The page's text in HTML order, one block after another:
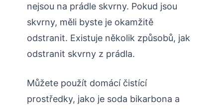
nejsou na prádle skvrny. Pokud jsou
skvrny, měli byste je okamžitě
odstranit. Existuje několik způsobů, jak
odstranit skvrny z prádla.
Můžete použít domácí čistící
prostředky, jako je soda bikarbona a